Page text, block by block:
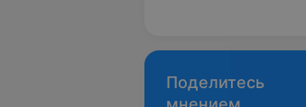
Поделитесь